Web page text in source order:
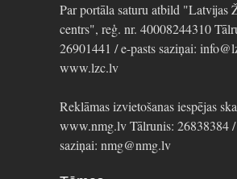
Par portāla saturu atbild "Latvijas
centrs", reģ. nr. 40008244310
26901441 / e-pasts saziņai:
www.lzc.lv
Reklāmas izvietošanas iespējas
www.nmg.lv Tālrunis: 26838384 /
saziņai: nmg@nmg.lv